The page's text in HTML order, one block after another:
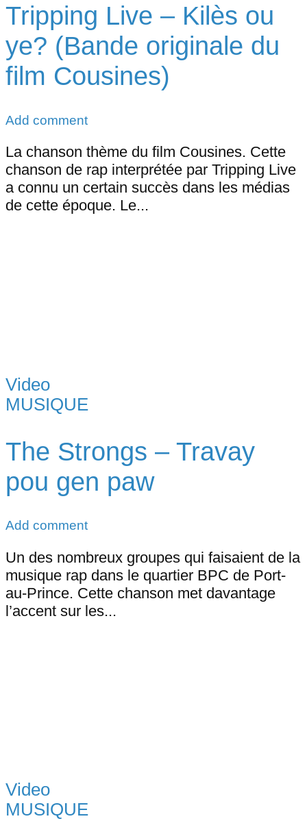
Tripping Live – Kilès ou
ye? (Bande originale du
film Cousines)
Add comment
La chanson thème du film Cousines. Cette
chanson de rap interprétée par Tripping Live
a connu un certain succès dans les médias
de cette époque. Le...
Video
MUSIQUE
The Strongs – Travay
pou gen paw
Add comment
Un des nombreux groupes qui faisaient de la
musique rap dans le quartier BPC de Port-
au-Prince. Cette chanson met davantage
l’accent sur les...
Video
MUSIQUE